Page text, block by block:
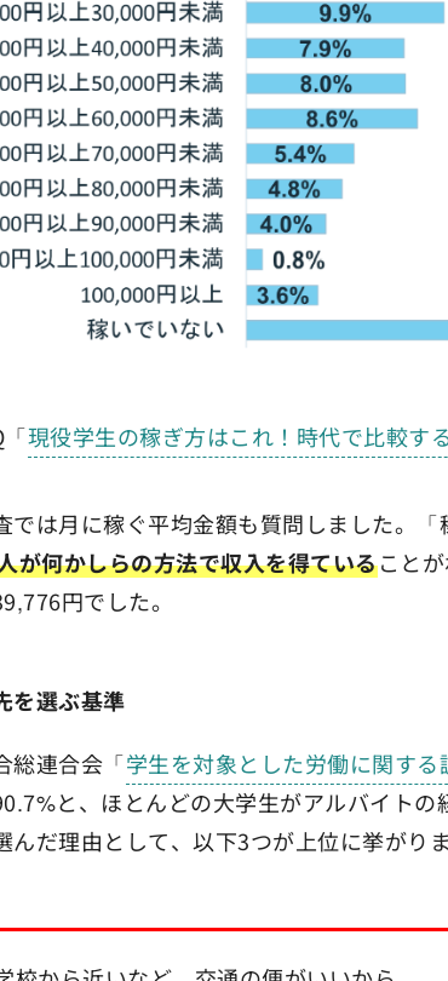
現役学生の稼ぎ方はこれ！時代で比較す
では月に稼ぐ平均金額も質問しました。
が何かしらの方法で収入を得ていること
円でした。
を選ぶ基準
総連合会「学生を対象とした労働に関する
と、ほとんどの大学生がアルバイト
んだ理由として、以下3つが上位に挙がりま